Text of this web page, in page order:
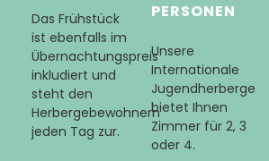
Das Frühstück
ist ebenfalls im
Übernachtungspreis
inkludiert und
steht den
Herbergebewohnern
jeden Tag zur.
PERSONEN
Unsere
Internationale
Jugendherberge
bietet Ihnen
Zimmer für 2, 3
oder 4.